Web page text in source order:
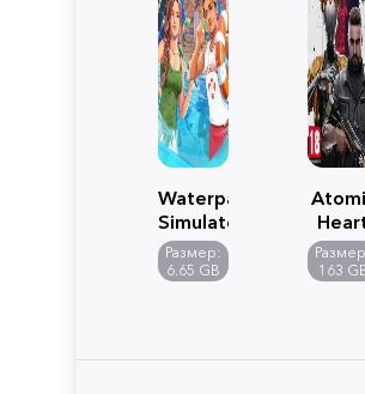
Waterpark
Simulator
Размер:
6.65 GB
163